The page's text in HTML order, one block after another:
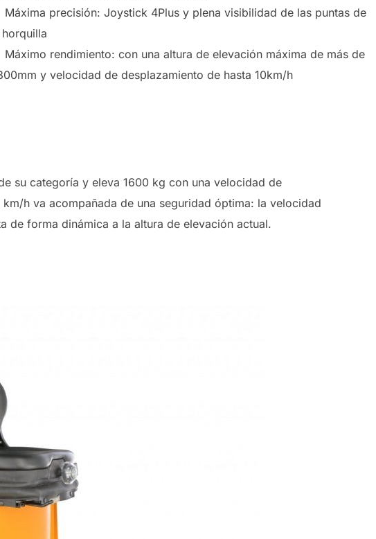
Máxima precisión: Joystick 4Plus y plena visibilidad de las puntas de
horquilla
Máximo rendimiento: con una altura de elevación máxima de más de
y velocidad de desplazamiento de hasta 10km/h
su categoría y eleva 1600 kg con una velocidad de
h va acompañada de una seguridad óptima: la velocidad
de forma dinámica a la altura de elevación actual.